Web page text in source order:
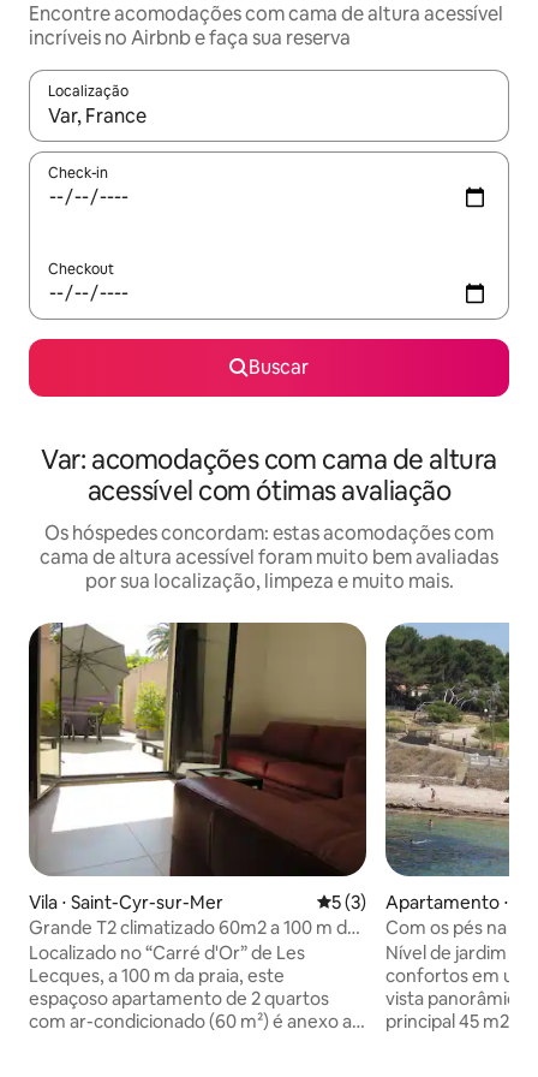
Encontre acomodações com cama de altura acessível
incríveis no Airbnb e faça sua reserva
Localização
Quando os resultados estiverem disponíveis, explore-os
Check-in
Checkout
Buscar
Var: acomodações com cama de altura
acessível com ótimas avaliação
Os hóspedes concordam: estas acomodações com
cama de altura acessível foram muito bem avaliadas
por sua localização, limpeza e muito mais.
Vila ⋅ Saint-Cyr-sur-Mer 5 de uma avaliação média
5 (3)
Grande T2 climatizado 60m2 a 100 m de
praias + estacionamento
Localizado no “Carré d'Or” de Les
Lecques, a 100 m da praia, este
espaçoso apartamento de 2 quartos
com ar-condicionado (60 m²) é anexo a
Apartamento ⋅
Com os pés na
praia de
Nível de jardim
confortos em
vista panorâmica
principal 45 m2